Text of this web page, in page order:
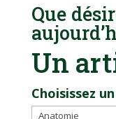
Que
Un
Choisissez